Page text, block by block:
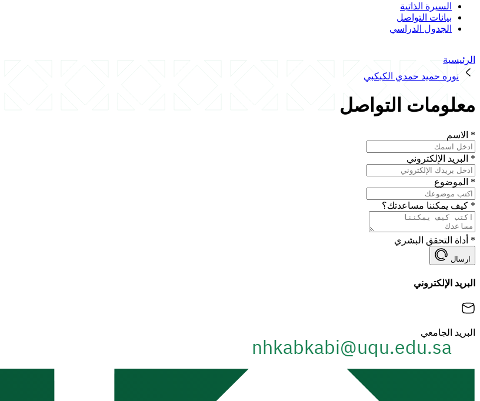
السيرة الذاتية
بيانات التواصل
الجدول الدراسي
الرئيسية
نوره حميد حمدي الكبكبي
معلومات التواصل
* الاسم
* البريد الإلكتروني
* الموضوع
* كيف يمكننا مساعدتك؟
* أداة التحقق البشري
ارسال
البريد الإلكتروني
البريد الجامعي